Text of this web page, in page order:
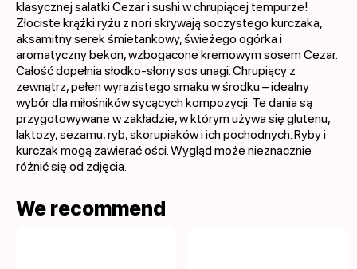
klasycznej sałatki Cezar i sushi w chrupiącej tempurze!
Złociste krążki ryżu z nori skrywają soczystego kurczaka,
aksamitny serek śmietankowy, świeżego ogórka i
aromatyczny bekon, wzbogacone kremowym sosem Cezar.
Całość dopełnia słodko-słony sos unagi. Chrupiący z
zewnątrz, pełen wyrazistego smaku w środku – idealny
wybór dla miłośników sycących kompozycji. Te dania są
przygotowywane w zakładzie, w którym używa się glutenu,
laktozy, sezamu, ryb, skorupiaków i ich pochodnych. Ryby i
kurczak mogą zawierać ości. Wygląd może nieznacznie
różnić się od zdjęcia.
We recommend